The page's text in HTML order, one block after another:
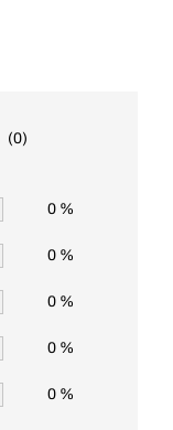
(0)
0 %
0 %
0 %
0 %
0 %